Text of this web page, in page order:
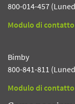
800-014-457
Modulo di
Bimby
800-841-811
Modulo di